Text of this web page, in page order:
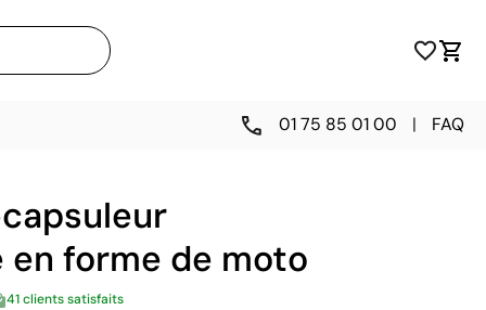
01 75 85 01 00 | FAQ
en forme de moto
41 clients satisfaits